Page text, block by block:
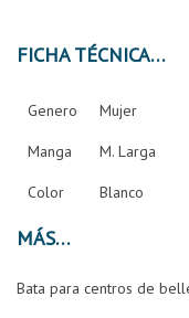
FICHA TÉCNICA
Genero Mujer
Manga M. Larga
Color Blanco
MÁS
Bata para centros de